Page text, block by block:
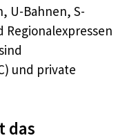
U-Bahnen, S-
Regionalexpressen
und private
das